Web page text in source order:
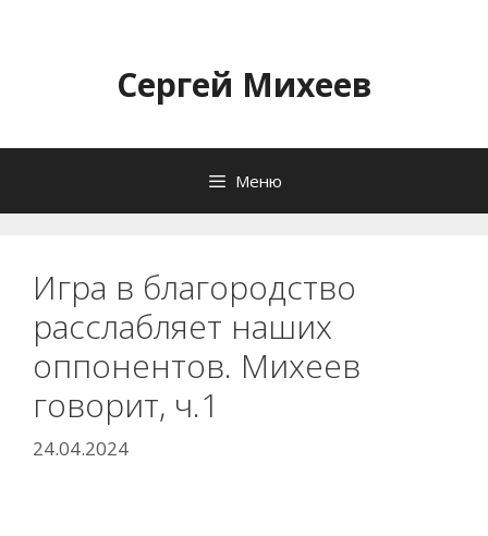
содержимомуСергей Михеев
Меню
Игра в благородство
расслабляет наших
оппонентов. Михеев
говорит, ч.1
24.04.2024